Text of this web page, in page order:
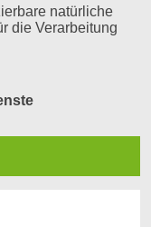
natürliche
die Verarbeitung
Verfahren
oder
die